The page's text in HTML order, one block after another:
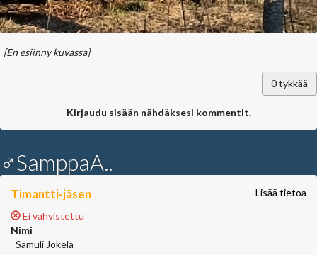
[En esiinny kuvassa]
0tykkää
Kirjaudu sisään nähdäksesi kommentit.
♂SamppaA..
Lisää tietoa
Timantti-jäsen
Ei vahvistettu
Nimi
Samuli Jokela